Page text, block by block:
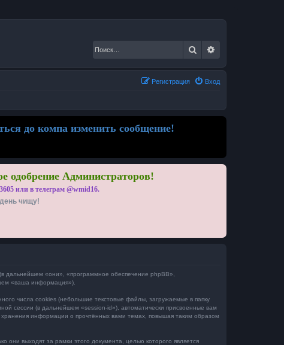
Поиск
Вход
Регистрация
до компа изменить сообщение!
одобрение Администраторов!
или в телеграм @wmid16.
чищу!
дальнейшем «они», «программное обеспечение phpBB»,
«ваша информация»).
числа cookies (небольшие текстовые файлы, загружаемые в папку
сессии (в дальнейшем «session-id»), автоматически присвоенные вам
информации о прочтённых вами темах, повышая таким образом
выходят за рамки этого документа, целью которого является